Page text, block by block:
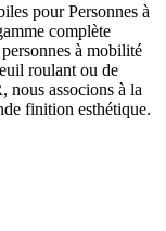
pour Personnes à
complète
à mobilité
roulant ou de
nous associons à la
finition esthétique.